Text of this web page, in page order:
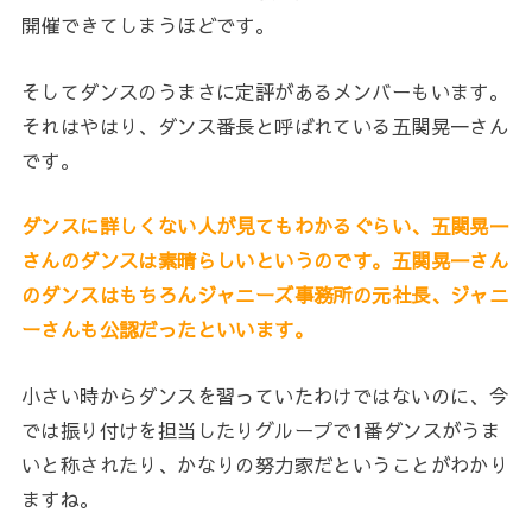
開催できてしまうほどです。
そしてダンスのうまさに定評があるメンバーもいます。
それはやはり、ダンス番長と呼ばれている五関晃一さん
です。
ダンスに詳しくない人が見てもわかるぐらい、五関晃一
さんのダンスは素晴らしいというのです。五関晃一さん
のダンスはもちろんジャニーズ事務所の元社長、ジャニ
ーさんも公認だったといいます。
小さい時からダンスを習っていたわけではないのに、今
では振り付けを担当したりグループで1番ダンスがうま
いと称されたり、かなりの努力家だということがわかり
ますね。